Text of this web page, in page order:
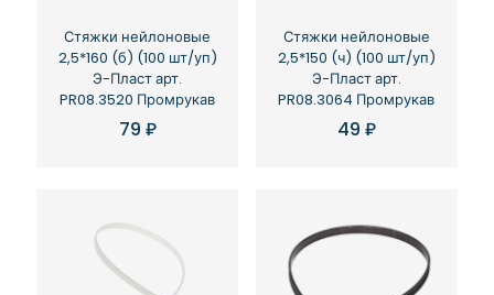
Стяжки нейлоновые
2,5*160 (б) (100 шт/уп)
Э-Пласт арт.
PR08.3520 Промрукав
79 ₽
Стяжки нейлоновые
2,5*150 (ч) (100 шт/уп)
Э-Пласт арт.
PR08.3064 Промрукав
49 ₽